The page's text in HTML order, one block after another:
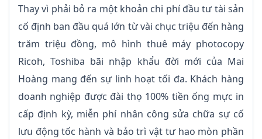
Thay vì phải bỏ ra một khoản chi phí đầu tư tài sản
cố định ban đầu quá lớn từ vài chục triệu đến hàng
trăm triệu đồng, mô hình thuê máy photocopy
Ricoh, Toshiba bãi nhập khẩu đời mới của Mai
Hoàng mang đến sự linh hoạt tối đa. Khách hàng
doanh nghiệp được đài thọ 100% tiền ống mực in
cấp định kỳ, miễn phí nhân công sửa chữa sự cố
lưu động tốc hành và bảo trì vật tư hao mòn phần